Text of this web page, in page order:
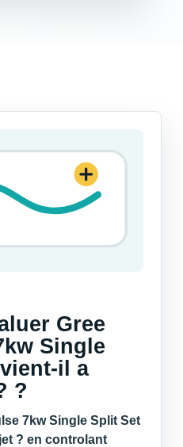
Gree
Single
il a
?
7kw Single Split Set
? en controlant